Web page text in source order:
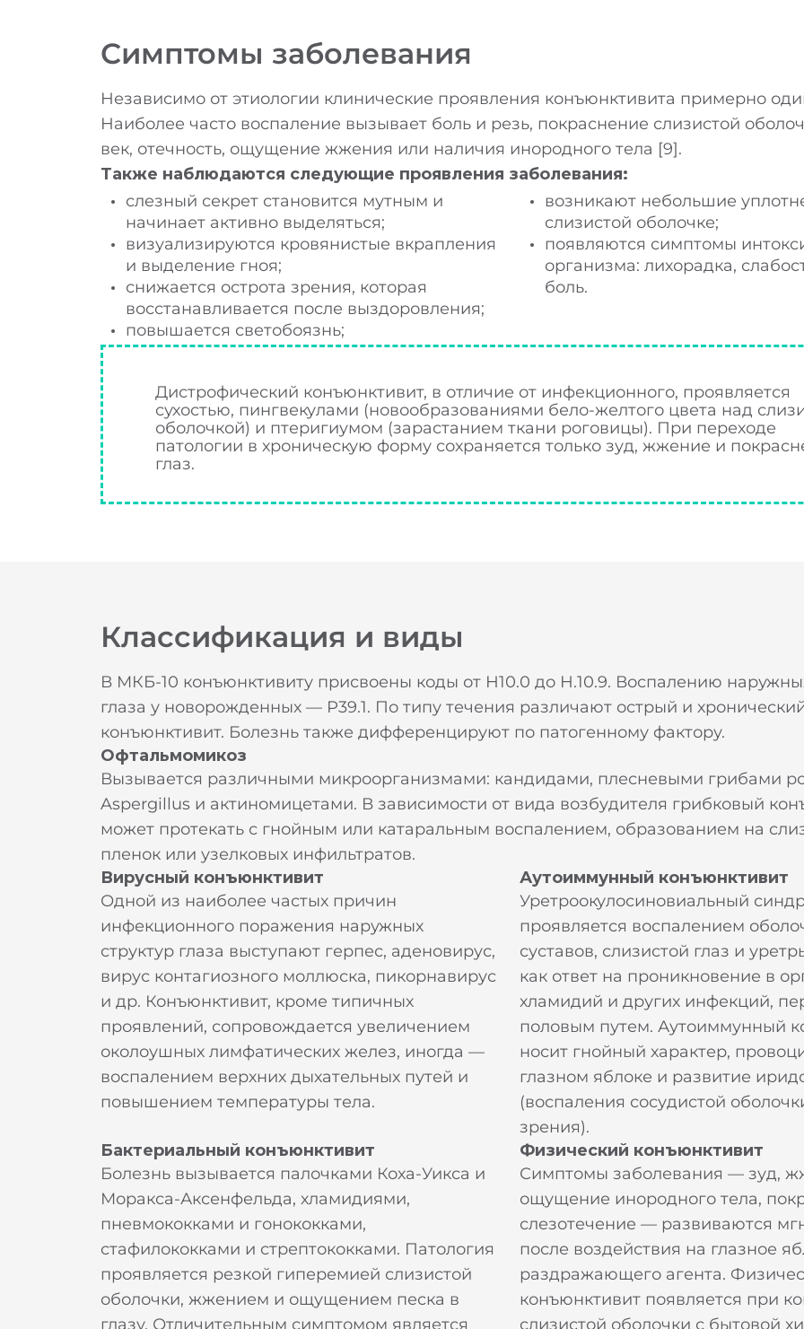
Симптомы заболевания
Независимо от этиологии клинические проявления конъюнктивита примерно
Наиболее часто воспаление вызывает боль и резь, покраснение слизистой
век, отечность, ощущение жжения или наличия инородного тела [9].
Также наблюдаются следующие проявления заболевания:
слезный секрет становится мутным и
начинает активно выделяться;
визуализируются кровянистые вкрапления
и выделение гноя;
снижается острота зрения, которая
восстанавливается после выздоровления;
повышается светобоязнь;
возникают небольшие
слизистой оболочке;
появляются симптомы
организма: лихорадка,
боль.
Дистрофический конъюнктивит, в отличие от инфекционного, проявляется
сухостью, пингвекулами (новообразованиями бело-желтого цвета над
оболочкой) и птеригиумом (зарастанием ткани роговицы). При переходе
патологии в хроническую форму сохраняется только зуд, жжение и
глаз.
Классификация и виды
В МКБ-10 конъюнктивиту присвоены коды от Н10.0 до Н.10.9. Воспалению
глаза у новорожденных — Р39.1. По типу течения различают острый и
конъюнктивит. Болезнь также дифференцируют по патогенному фактору.
Офтальмомикоз
Вызывается различными микроорганизмами: кандидами, плесневыми грибами
Aspergillus и актиномицетами. В зависимости от вида возбудителя грибковый
может протекать с гнойным или катаральным воспалением, образованием на
пленок или узелковых инфильтратов.
Вирусный конъюнктивит
Одной из наиболее частых причин
инфекционного поражения наружных
структур глаза выступают герпес, аденовирус,
вирус контагиозного моллюска, пикорнавирус
и др. Конъюнктивит, кроме типичных
проявлений, сопровождается увеличением
околоушных лимфатических желез, иногда —
воспалением верхних дыхательных путей и
повышением температуры тела.
Аутоиммунный конъюнктивит
Уретроокулосиновиальный
проявляется воспалением
суставов, слизистой глаз и
как ответ на проникновение в
хламидий и других инфекций,
половым путем. Аутоиммунный
носит гнойный характер,
глазном яблоке и развитие
(воспаления сосудистой
зрения).
Бактериальный конъюнктивит
Болезнь вызывается палочками Коха-Уикса и
Моракса-Аксенфельда, хламидиями,
пневмококками и гонококками,
стафилококками и стрептококками. Патология
проявляется резкой гиперемией слизистой
оболочки, жжением и ощущением песка в
глазу. Отличительным симптомом является
Физический конъюнктивит
Симптомы заболевания — зуд,
ощущение инородного тела,
слезотечение — развиваются
после воздействия на глазное
раздражающего агента.
конъюнктивит появляется при
слизистой оболочки с бытовой
Благодарим за оставленную
Наши специалисты свяжутся с вами в
время.
Широкий выбор
аптечных сетей
Выбрать аптеку